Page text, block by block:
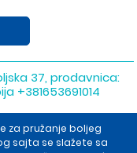
za pružanje boljeg
sajta se slažete sa
37, prodavnica:
+381653691014